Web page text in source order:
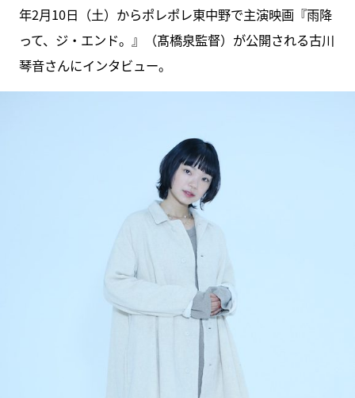
年2月10日（土）からポレポレ東中野で主演映画『雨降
って、ジ・エンド。』（髙橋泉監督）が公開される古川
琴音さんにインタビュー。